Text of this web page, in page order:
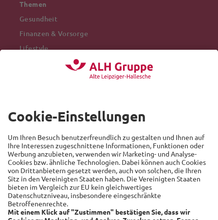
Themen
Gesundheit
Finanzen & Vorsorge
Lifestyle
Recht
Auto
Sicherheit
Familie
Links
Alte Leipziger
Hallesche